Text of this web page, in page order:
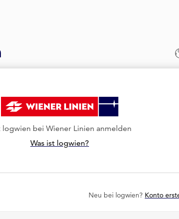
logwien bei Wiener Linien anmelden
Was ist logwien?
Neu bei logwien? Konto